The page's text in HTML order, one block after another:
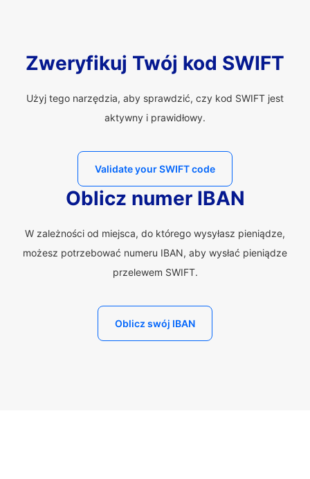
Zweryfikuj Twój kod SWIFT
Użyj tego narzędzia, aby sprawdzić, czy kod SWIFT jest
aktywny i prawidłowy.
Validate your SWIFT code
Oblicz numer IBAN
W zależności od miejsca, do którego wysyłasz pieniądze,
możesz potrzebować numeru IBAN, aby wysłać pieniądze
przelewem SWIFT.
Oblicz swój IBAN